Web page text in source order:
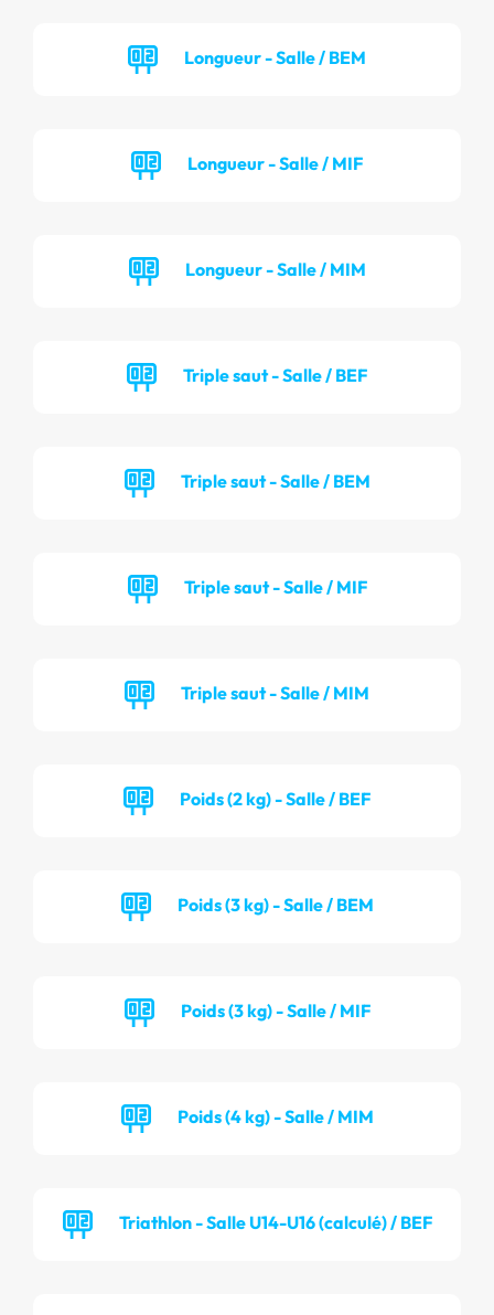
Longueur - Salle / BEM
Longueur - Salle / MIF
Longueur - Salle / MIM
Triple saut - Salle / BEF
Triple saut - Salle / BEM
Triple saut - Salle / MIF
Triple saut - Salle / MIM
Poids (2 kg) - Salle / BEF
Poids (3 kg) - Salle / BEM
Poids (3 kg) - Salle / MIF
Poids (4 kg) - Salle / MIM
Triathlon - Salle U14-U16 (calculé) / BEF